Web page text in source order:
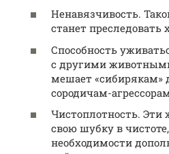
Ненавязчивость.
станет преследовать
Способность
с другими
мешает «сибирякам»
сородичам-
Чистоплотность. Эти
свою шубку в
необходимости